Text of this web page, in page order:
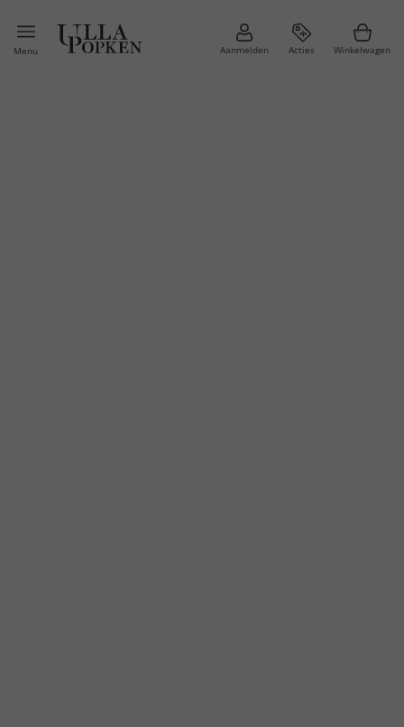
Menu Aanmelden Acties Winkelwagen